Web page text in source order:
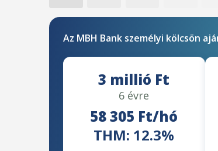
Az MBH Bank személyi kölcsön
3 millió Ft
6 évre
58 305 Ft/hó
THM: 12.3%